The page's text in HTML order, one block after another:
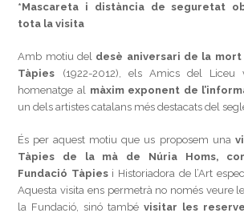
*Mascareta i distància de seguretat
tota la visita
Amb motiu del desè aniversari de la mort
Tàpies (1922-2012), els Amics del
homenatge al màxim exponent de
un dels artistes catalans més destacats del
És per aquest motiu que us proposem una
Tàpies de la mà de Núria Homs,
Fundació Tàpies i Historiadora de l’Art
Aquesta visita ens permetrà no només veure
la Fundació, sinó tambévisitar les